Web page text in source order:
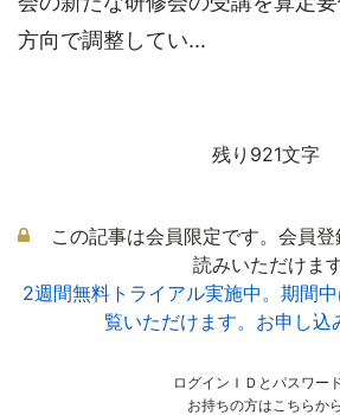
方向で調整してい...
残り921文字
この記事は会員限定です。会員
読みいただけます
2週間無料トライアル実施中。期間
覧いただけます。お申し込
ログインＩＤとパスワー
お持ちの方はこちらから